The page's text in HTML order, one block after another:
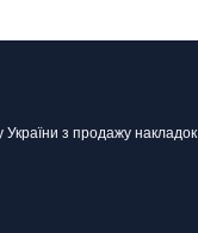
України з продажу накладок